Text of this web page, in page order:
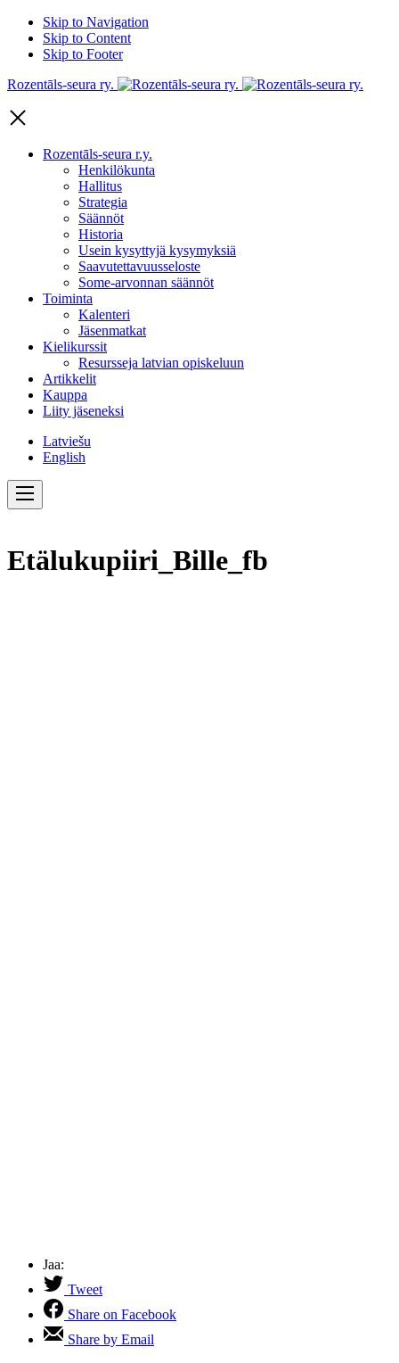
Skip to Navigation
Skip to Content
Skip to Footer
Rozentāls-seura ry.
Rozentāls-seura r.y.
Henkilökunta
Hallitus
Strategia
Säännöt
Historia
Usein kysyttyjä kysymyksiä
Saavutettavuusseloste
Some-arvonnan säännöt
Toiminta
Kalenteri
Jäsenmatkat
Kielikurssit
Resursseja latvian opiskeluun
Artikkelit
Kauppa
Liity jäseneksi
Latviešu
English
Etälukupiiri_Bille_fb
Jaa:
Tweet
Share on Facebook
Share by Email